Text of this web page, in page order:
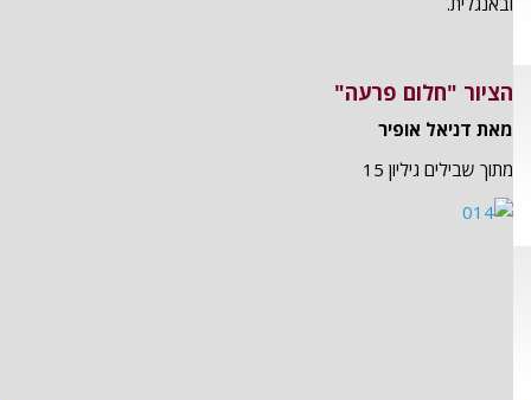
הציור "חלום פרעה"
מאת דניאל אופיר
מתוך שבילים גיליון 15